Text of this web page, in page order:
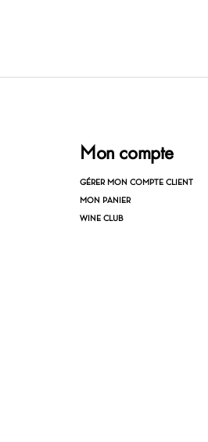
Mon compte
GÉRER MON COMPTE CLIENT
MON PANIER
WINE CLUB